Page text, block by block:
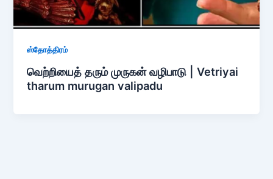
ஸ்தோத்திரம்
வெற்றியைத் தரும் முருகன் வழிபாடு | Vetriyai
tharum murugan valipadu